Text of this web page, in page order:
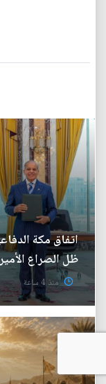
اتفاق مكة
ظل الصراع
منذ 4 ساعة